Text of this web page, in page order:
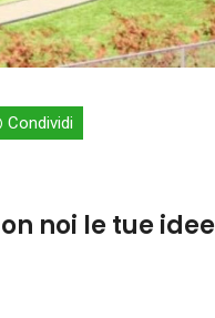
Condividi
noi le tue idee